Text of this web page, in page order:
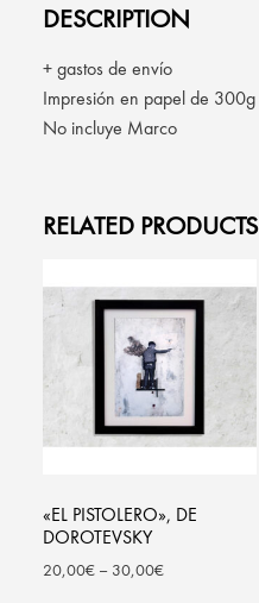
DESCRIPTION
+ gastos de envío
Impresión en papel de 300g
No incluye Marco
RELATED PRODUCTS
«EL PISTOLERO», DE
DOROTEVSKY
20,00€– 30,00€